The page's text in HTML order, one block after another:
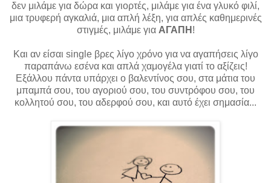
δεν μιλάμε για δώρα και γιορτές, μιλάμε για ένα γλυκό φιλί,
μια τρυφερή αγκαλιά, μια απλή λέξη, για απλές καθημερινές
στιγμές, μιλάμε για ΑΓΑΠΗ !
Και αν είσαι single βρες λίγο χρόνο για να αγαπήσεις λίγο
παραπάνω εσένα και απλά χαμογέλα γιατί το αξίζεις!
Εξάλλου πάντα υπάρχει ο βαλεντίνος σου, στα μάτια του
μπαμπά σου, του αγοριού σου, του συντρόφου σου, του
κολλητού σου, του αδερφού σου, και αυτό έχει σημασία...